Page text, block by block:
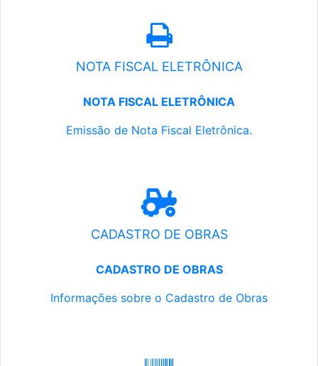
NOTA FISCAL ELETRÔNICA
NOTA FISCAL ELETRÔNICA
Emissão de Nota Fiscal Eletrônica.
CADASTRO DE OBRAS
CADASTRO DE OBRAS
Informações sobre o Cadastro de Obras